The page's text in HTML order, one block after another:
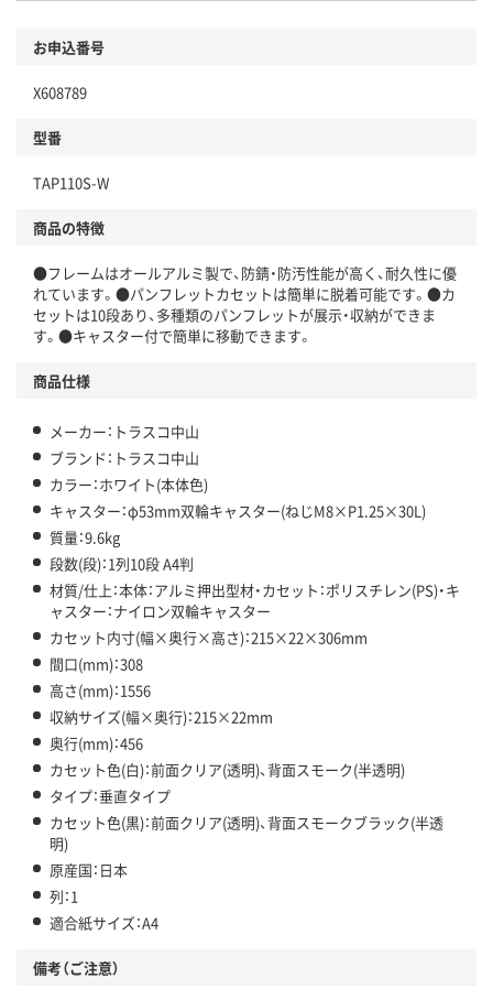
お申込番号
X608789
型番
TAP110S-W
商品の特徴
●フレームはオールアルミ製で、防錆・防汚性能が高く、耐久性に優
れています。●パンフレットカセットは簡単に脱着可能です。●カ
セットは10段あり、多種類のパンフレットが展示・収納ができま
す。●キャスター付で簡単に移動できます。
商品仕様
メーカー：トラスコ中山
ブランド：トラスコ中山
カラー：ホワイト(本体色)
キャスター：φ53mm双輪キャスター(ねじM8×P1.25×30L)
質量：9.6kg
段数(段)：1列10段 A4判
材質/仕上：本体：アルミ押出型材・カセット：ポリスチレン(PS)・キ
ャスター：ナイロン双輪キャスター
カセット内寸(幅×奥行×高さ)：215×22×306mm
間口(mm)：308
高さ(mm)：1556
収納サイズ(幅×奥行)：215×22mm
奥行(mm)：456
カセット色(白)：前面クリア(透明)、背面スモーク(半透明)
タイプ：垂直タイプ
カセット色(黒)：前面クリア(透明)、背面スモークブラック(半透
明)
原産国：日本
列：1
適合紙サイズ：A4
備考（ご注意）